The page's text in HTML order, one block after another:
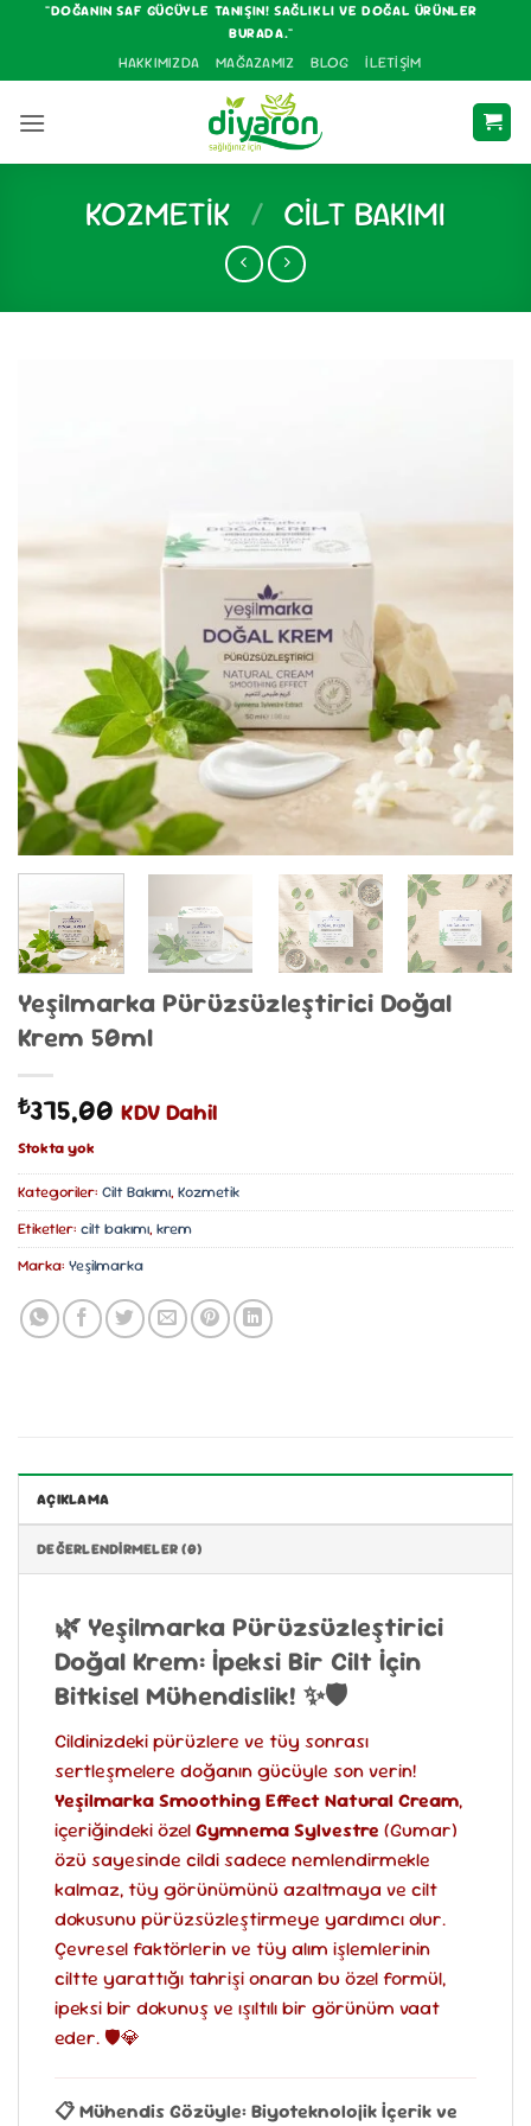
İçeriğe"DOĞANIN SAF GÜCÜYLE TANIŞIN! SAĞLIKLI VE DOĞAL ÜRÜNLER
BURADA."
HAKKIMIZDA MAĞAZAMIZ BLOG İLETIŞIM
KOZMETIK / CILT BAKIMI
Yeşilmarka Pürüzsüzleştirici Doğal
Krem 50ml
₺375,00 KDV Dahil
Stokta yok
Kategoriler: Cilt Bakımı, Kozmetik
Etiketler: cilt bakımı, krem
Marka: Yeşilmarka
AÇIKLAMA
DEĞERLENDIRMELER (0)
🌿 Yeşilmarka Pürüzsüzleştirici
Doğal Krem: İpeksi Bir Cilt İçin
Bitkisel Mühendislik! ✨🛡️
Cildinizdeki pürüzlere ve tüy sonrası
sertleşmelere doğanın gücüyle son verin!
Yeşilmarka Smoothing Effect Natural Cream,
içeriğindeki özelGymnema Sylvestre (Gumar)
özü sayesinde cildi sadece nemlendirmekle
kalmaz, tüy görünümünü azaltmaya ve cilt
dokusunu pürüzsüzleştirmeye yardımcı olur.
Çevresel faktörlerin ve tüy alım işlemlerinin
ciltte yarattığı tahrişi onaran bu özel formül,
ipeksi bir dokunuş ve ışıltılı bir görünüm vaat
eder. 🛡️💎
📋 Mühendis Gözüyle: Biyoteknolojik İçerik ve